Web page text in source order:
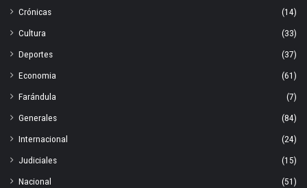
Crónicas
(14)
Cultura
(33)
Deportes
(37)
Economia
(61)
Farándula
(7)
Generales
(84)
Internacional
(24)
Judiciales
(15)
Nacional
(51)